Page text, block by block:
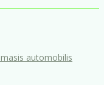
automobilis